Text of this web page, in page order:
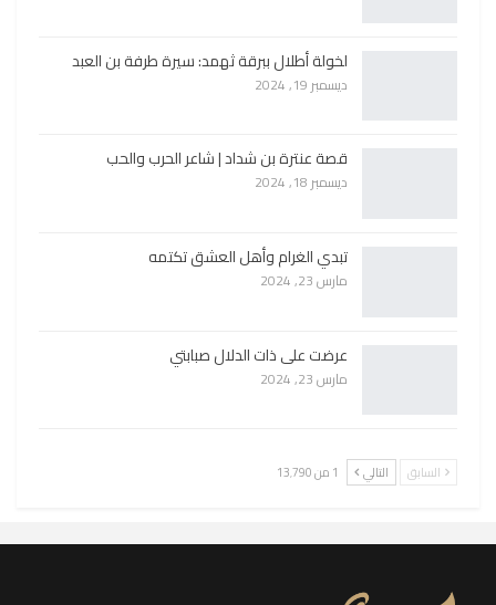
لخولة أطلال ببرقة ثهمد: سيرة طرفة بن العبد
ديسمبر 19, 2024
قصة عنترة بن شداد | شاعر الحرب والحب
ديسمبر 18, 2024
تبدي الغرام وأهل العشق تكتمه
مارس 23, 2024
عرضت على ذات الدلال صبابتي
مارس 23, 2024
السابق التالي 1 من 13٬790